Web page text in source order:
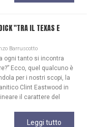
"TRA IL TEXAS E
Barruscotto
ogni tanto si incontra
Ecco, quel qualcuno è
per i nostri scopi, la
Clint Eastwood in
il carattere del
Leggi tutto